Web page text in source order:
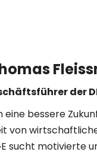
der
eine bessere
von
sucht motivierte